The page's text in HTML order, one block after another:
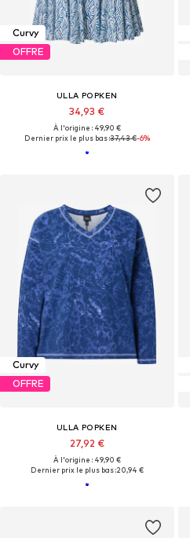
Curvy
OFFRE
ULLA POPKEN
34,93 €
À l'origine : 49,90 €
Dernier prix le plus bas :37,43 €-6%
Curvy
OFFRE
ULLA POPKEN
27,92 €
À l'origine : 49,90 €
Dernier prix le plus bas :20,94 €